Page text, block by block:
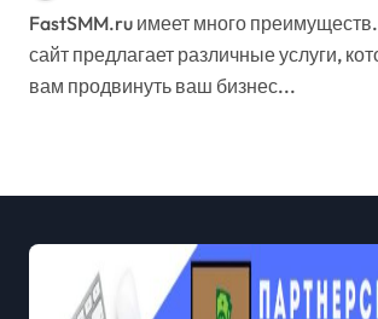
FastSMM.ru имеет много преимуществ. Во-первых,
сайт предлагает различные услуги,
вам продвинуть ваш бизнес...